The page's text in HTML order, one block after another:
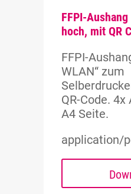
FFPI-
hoch, mit QR
FFPI-
WLAN“ zum
QR-Code.
A4 Seite.
application/